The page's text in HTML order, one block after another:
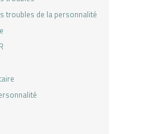
troubles de la personnalité